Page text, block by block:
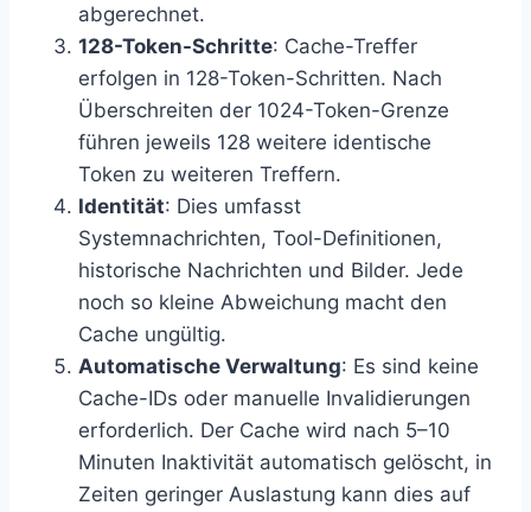
abgerechnet.
128-Token-Schritte: Cache-Treffer
erfolgen in 128-Token-Schritten. Nach
Überschreiten der 1024-Token-Grenze
führen jeweils 128 weitere identische
Token zu weiteren Treffern.
Identität: Dies umfasst
Systemnachrichten, Tool-Definitionen,
historische Nachrichten und Bilder. Jede
noch so kleine Abweichung macht den
Cache ungültig.
Automatische Verwaltung: Es sind keine
Cache-IDs oder manuelle Invalidierungen
erforderlich. Der Cache wird nach 5–10
Minuten Inaktivität automatisch gelöscht, in
Zeiten geringer Auslastung kann dies auf